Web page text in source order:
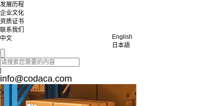
发展历程
企业文化
资质证书
联系我们
中文
English
日本語
|
info@codaca.com